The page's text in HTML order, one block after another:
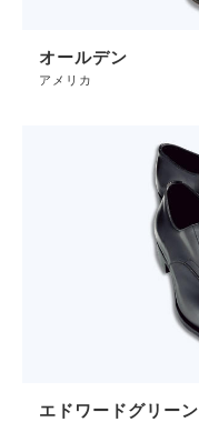
オールデン
アメリカ
エドワードグリーン